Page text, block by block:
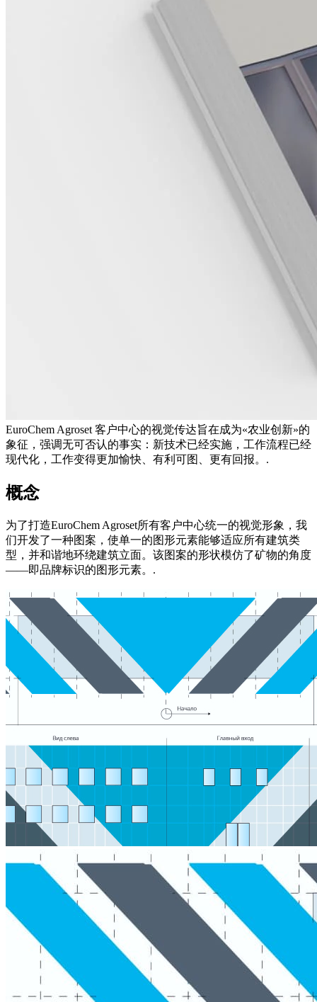
EuroChem Agroset 客户中心的视觉传达旨在成为«农业创新»的
象征，强调无可否认的事实：新技术已经实施，工作流程已经
现代化，工作变得更加愉快、有利可图、更有回报。.
概念
为了打造EuroChem Agroset所有客户中心统一的视觉形象，我
们开发了一种图案，使单一的图形元素能够适应所有建筑类
型，并和谐地环绕建筑立面。该图案的形状模仿了矿物的角度
——即品牌标识的图形元素。.